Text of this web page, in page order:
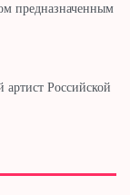
предназначенным
Российской